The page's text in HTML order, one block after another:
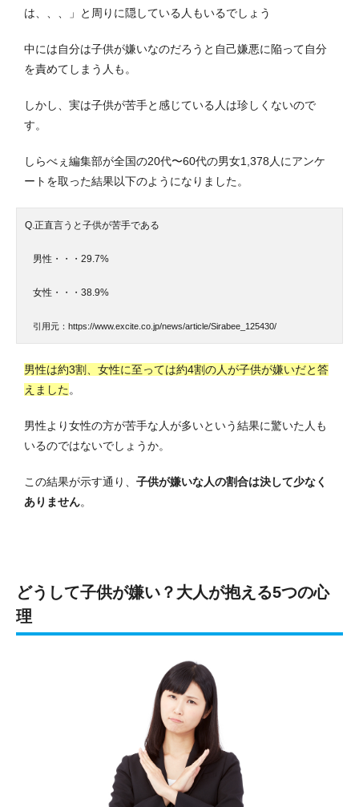
は、、、」と周りに隠している人もいるでしょう
中には自分は子供が嫌いなのだろうと自己嫌悪に陥って自分
を責めてしまう人も。
しかし、実は子供が苦手と感じている人は珍しくないので
す。
しらべぇ編集部が全国の20代〜60代の男女1,378人にアンケ
ートを取った結果以下のようになりました。
Q.正直言うと子供が苦手である
男性・・・29.7%
女性・・・38.9%
引用元：https://www.excite.co.jp/news/article/Sirabee_125430/
男性は約3割、女性に至っては約4割の人が子供が嫌いだと答
えました。
男性より女性の方が苦手な人が多いという結果に驚いた人も
いるのではないでしょうか。
この結果が示す通り、 子供が嫌いな人の割合は決して少なく
ありません。
どうして子供が嫌い？大人が抱える5つの心
理